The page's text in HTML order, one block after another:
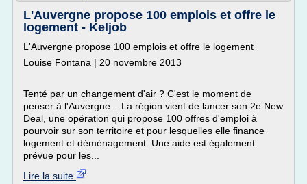
L'Auvergne propose 100 emplois et offre le
logement - Keljob
L'Auvergne propose 100 emplois et offre le logement
Louise Fontana | 20 novembre 2013
Tenté par un changement d'air ? C'est le moment de
penser à l'Auvergne... La région vient de lancer son 2e New
Deal, une opération qui propose 100 offres d'emploi à
pourvoir sur son territoire et pour lesquelles elle finance
logement et déménagement. Une aide est également
prévue pour les...
Lire la suite